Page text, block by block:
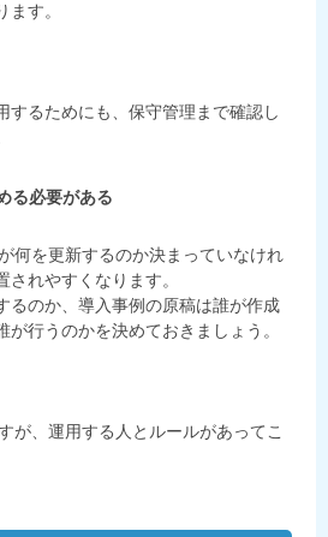
す。
するためにも、保守管理まで確認し
る必要がある
何を更新するのか決まっていなけれ
れやすくなります。
るのか、導入事例の原稿は誰が作成
行うのかを決めておきましょう。
が、運用する人とルールがあってこ